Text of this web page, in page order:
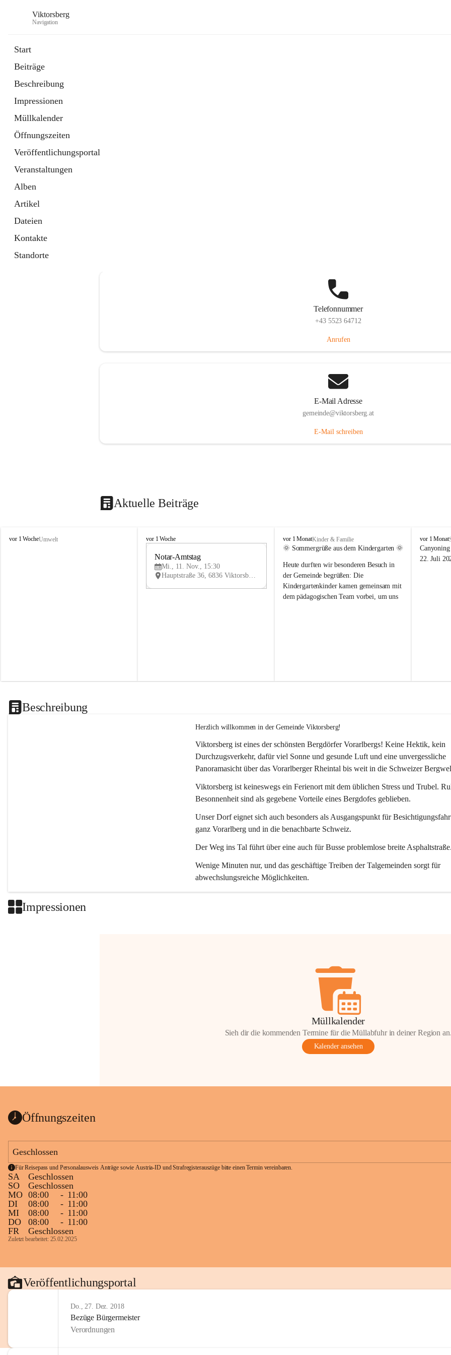
Viktorsberg
Navigation
Start
Beiträge
Beschreibung
Impressionen
Müllkalender
Öffnungszeiten
Veröffentlichungsportal
Veranstaltungen
Alben
Artikel
Dateien
Kontakte
Standorte
Telefonnummer
+43 5523 64712
Anrufen
E-Mail Adresse
gemeinde@viktorsberg.at
E-Mail schreiben
Aktuelle Beiträge
V
vor 1 WocheUmwelt
V
vor 1 Woche
V
Notar-Amtstag
Mi., 11. Nov., 15:30
Hauptstraße 36, 6836 Viktorsberg, AUT
V
i
t
o
r
s
vor 1 MonatKinder & Familie
🌞 Sommergrüße aus dem Kindergarten 🌞
Heute durften wir besonderen Besuch in
der Gemeinde begrüßen: Die
Kindergartenkinder kamen gemeinsam mit
dem pädagogischen Team vorbei, um uns
V
i
k
vor 1 Monat
22. Juli
Beschreibung
Herzlich willkommen in der Gemeinde Viktorsberg!
Viktorsberg ist eines der schönsten Bergdörfer Vorarlbergs! Keine Hektik, kein
Durchzugsverkehr, dafür viel Sonne und gesunde Luft und eine unvergessliche
Panoramasicht über das Vorarlberger Rheintal bis weit in die Schweizer
Viktorsberg ist keineswegs ein Ferienort mit dem üblichen Stress und Trubel.
Besonnenheit sind als gegebene Vorteile eines Bergdofes geblieben.
Unser Dorf eignet sich auch besonders als Ausgangspunkt für
ganz Vorarlberg und in die benachbarte Schweiz.
Der Weg ins Tal führt über eine auch für Busse problemlose breite
Wenige Minuten nur, und das geschäftige Treiben der Talgemeinden sorgt für
abwechslungsreiche Möglichkeiten.
Impressionen
Müllkalender
Sieh dir die kommenden Termine für die Müllabfuhr in deiner Region
Kalender ansehen
Öffnungszeiten
Geschlossen
Für Reisepass und Personalausweis Anträge sowie Austria-ID und Strafregisterauszüge bitte einen Termin vereinbaren.
SA
Geschlossen
SO
Geschlossen
MO 08:00 - 11:00
DI
08:00 - 11:00
MI
08:00 - 11:00
DO
08:00 - 11:00
FR
Geschlossen
Zuletzt bearbeitet: 25.02.2025
Veröffentlichungsportal
Do., 27. Dez. 2018
Bezüge Bürgermeister
Verordnungen